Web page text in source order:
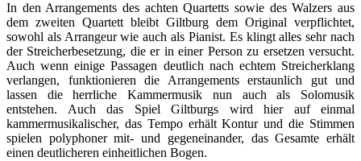
In den Arrangements des achten Quartetts sowie des Walzers aus
dem zweiten Quartett bleibt Giltburg dem Original verpflichtet,
sowohl als Arrangeur wie auch als Pianist. Es klingt alles sehr nach
der Streicherbesetzung, die er in einer Person zu ersetzen versucht.
Auch wenn einige Passagen deutlich nach echtem Streicherklang
verlangen, funktionieren die Arrangements erstaunlich gut und
lassen die herrliche Kammermusik nun auch als Solomusik
entstehen. Auch das Spiel Giltburgs wird hier auf einmal
kammermusikalischer, das Tempo erhält Kontur und die Stimmen
spielen polyphoner mit- und gegeneinander, das Gesamte erhält
einen deutlicheren einheitlichen Bogen.